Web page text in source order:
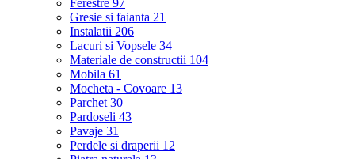
Ferestre 97
Gresie si faianta 21
Instalatii 206
Lacuri si Vopsele 34
Materiale de constructii 104
Mobila 61
Mocheta - Covoare 13
Parchet 30
Pardoseli 43
Pavaje 31
Perdele si draperii 12